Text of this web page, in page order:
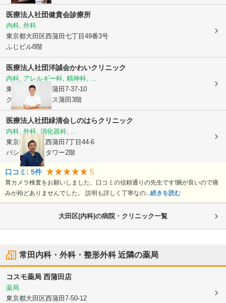
医療法人社団健貴会診療所
内科, 外科
東京都大田区西蒲田七丁目49番3号
ふじビル8階
医療法人社団洋誠会かわいクリニック
内科, アレルギー科, 精神科, ...
東京都大田区
西蒲田7-37-10
グリーンプレイス蒲田3階
医療法人社団緑清会しのはらクリニック
内科, 外科, 消化器科, ...
東京都大田区西蒲田7丁目44-6
パシフィックタワー2階
口コミ: 5件 5
胃カメラ検査をお願いしました。口コミの信頼通りの先生です!腕が良いので痛
みが殆どありませんでした。 説明も詳しく丁寧なの...続きを読む
大田区(内科)の病院・クリニック一覧
常田内科・外科・整形外科近隣の薬局
コスモ薬局 西蒲田店
薬局
東京都大田区西蒲田7-50-12